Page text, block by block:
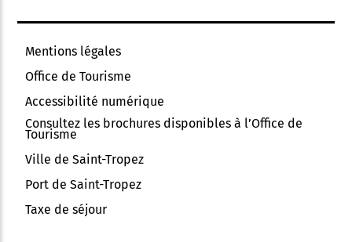
Mentions légales
Office de Tourisme
Accessibilité numérique
Consultez les brochures disponibles à l’Office de
Tourisme
Ville de Saint-Tropez
Port de Saint-Tropez
Taxe de séjour